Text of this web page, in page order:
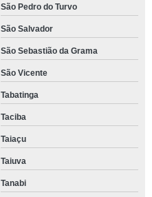
São Pedro do Turvo
São Salvador
São Sebastião da Grama
São Vicente
Tabatinga
Taciba
Taiaçu
Taiuva
Tanabi